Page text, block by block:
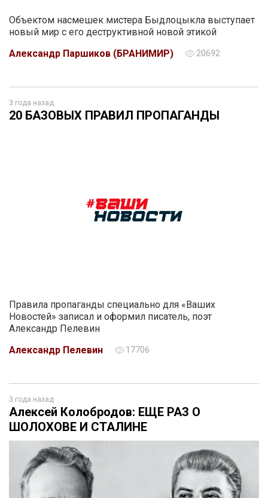
Объектом насмешек мистера Быдлоцыкла выступает
новый мир с его деструктивной новой этикой
Александр Паршиков (БРАНИМИР)
20692
3 года назад
20 БАЗОВЫХ ПРАВИЛ ПРОПАГАНДЫ
Правила пропаганды специально для «Ваших
Новостей» записал и оформил писатель, поэт
Александр Пелевин
Александр Пелевин
17706
3 года назад
Алексей Колобродов: ЕЩЕ РАЗ О
ШОЛОХОВЕ И СТАЛИНЕ